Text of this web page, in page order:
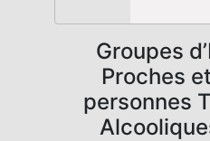
Groupes
Proches
personnes